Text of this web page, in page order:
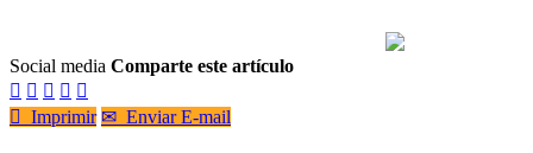
Social media Comparte este artículo
    
 Imprimir ✉ Enviar E-mail